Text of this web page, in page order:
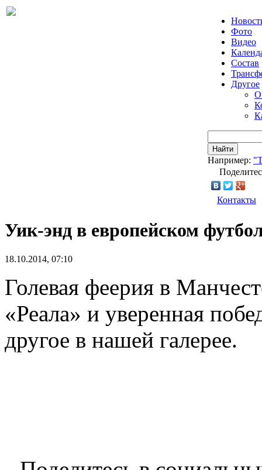
Фото
Видео
Состав
Другое
О
Найти
Например:
Контакты
Уик-энд в европейском
18.10.2014, 07:10
Голевая феерия в
«Реала» и уверенная
другое в нашей галерее.